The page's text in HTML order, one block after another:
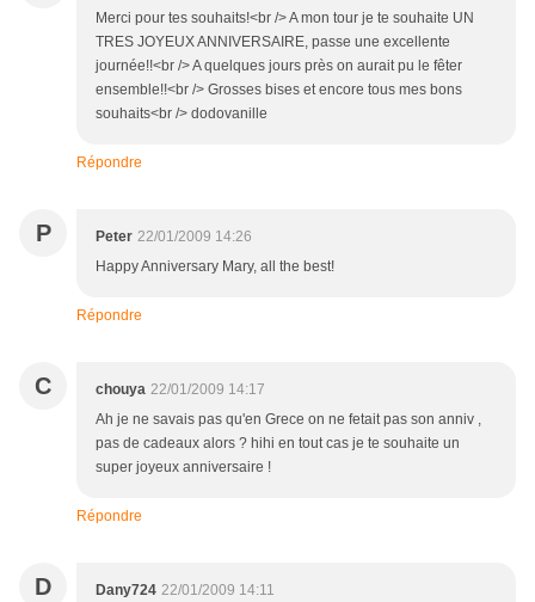
Merci pour tes souhaits!<br /> A mon tour je te souhaite UN
TRES JOYEUX ANNIVERSAIRE, passe une excellente
journée!!<br /> A quelques jours près on aurait pu le fêter
ensemble!!<br /> Grosses bises et encore tous mes bons
souhaits<br /> dodovanille
Répondre
P Peter 22/01/2009 14:26
Happy Anniversary Mary, all the best!
Répondre
C chouya 22/01/2009 14:17
Ah je ne savais pas qu'en Grece on ne fetait pas son anniv ,
pas de cadeaux alors ? hihi en tout cas je te souhaite un
super joyeux anniversaire !
Répondre
D Dany724 22/01/2009 14:11